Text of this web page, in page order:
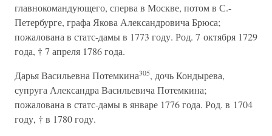
главнокомандующего, сперва в Москве, потом в С.-
Петербурге, графа Якова Александровича Брюса;
пожалована в статс-дамы в 1773 году. Род. 7 октября 1729
года, † 7 апреля 1786 года.
Дарья Васильевна Потемкина305, дочь Кондырева,
супруга Александра Васильевича Потемкина;
пожалована в статс-дамы в январе 1776 года. Род. в 1704
году, † в 1780 году.